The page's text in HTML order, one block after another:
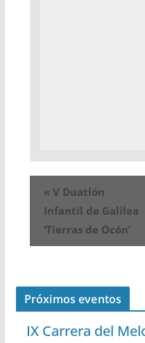
« V Duatlón
Infantil de Galilea
‘Tierras de Ocón’
Próximos eventos
IX Carrera del